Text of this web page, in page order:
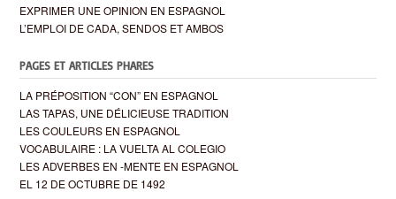
EXPRIMER UNE OPINION EN ESPAGNOL
L’EMPLOI DE CADA, SENDOS ET AMBOS
PAGES ET ARTICLES PHARES
LA PRÉPOSITION “CON” EN ESPAGNOL
LAS TAPAS, UNE DÉLICIEUSE TRADITION
LES COULEURS EN ESPAGNOL
VOCABULAIRE : LA VUELTA AL COLEGIO
LES ADVERBES EN -MENTE EN ESPAGNOL
EL 12 DE OCTUBRE DE 1492